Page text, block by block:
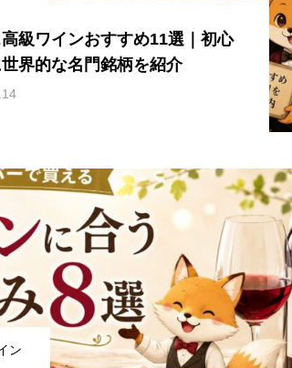
級ワインおすすめ11選｜初心
界的な名門銘柄を紹介
ン